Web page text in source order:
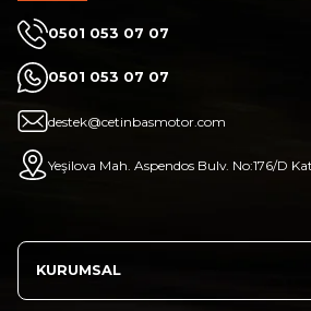
CF Moto 450CL-C Sol Kumanda Düğmeleri
0501 053 07 07
0501 053 07 07
destek@cetinbasmotor.com
Yeşilova Mah. Aspendos Bulv. No:176/D
KURUMSAL